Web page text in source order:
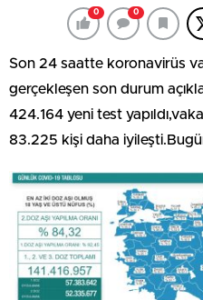
0 0
Son 24 saatte koronavirüs
gerçekleşen son durum
424.164 yeni test
83.225 kişi daha